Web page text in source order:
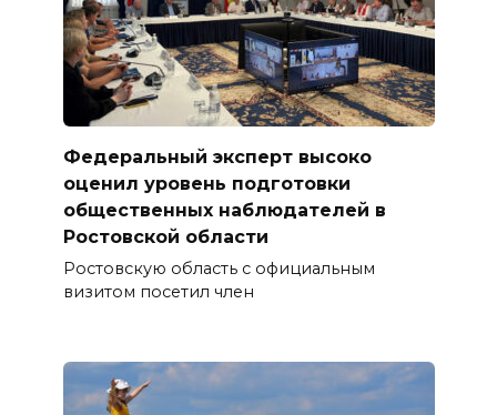
Федеральный эксперт высоко
оценил уровень подготовки
общественных наблюдателей в
Ростовской области
Ростовскую область с официальным
визитом посетил член